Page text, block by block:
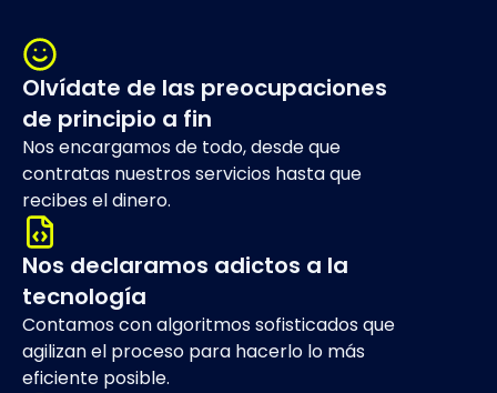
Olvídate de las preocupaciones
de principio a fin
Nos encargamos de todo, desde que
contratas nuestros servicios hasta que
recibes el dinero.
Nos declaramos adictos a la
tecnología
Contamos con algoritmos sofisticados que
agilizan el proceso para hacerlo lo más
eficiente posible.